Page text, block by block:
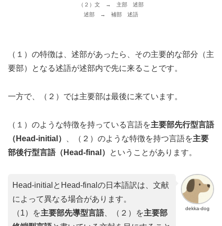
（２）文 → 主部 述部
述部 → 補部 述語
（１）の特徴は、述部があったら、その主要的な部分（主
要部）となる述語が述部内で先に来ることです。
一方で、（２）では主要部は最後に来ています。
（１）のような特徴を持っている言語を主要部先行型言語
（Head-initial）
、（２）のような特徴を持つ言語を主要
部後行型言語（Head-final）
ということがあります。
dekka-dog
Head-initialとHead-finalの日本語訳は、文献
によって異なる場合があります。
（1）を主要部先導型言語、（２）を主要部